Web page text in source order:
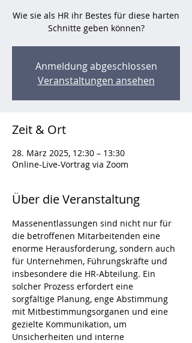
Wie sie als HR ihr Bestes für diese harten
Schnitte geben können?
Anmeldung abgeschlossen
Veranstaltungen ansehen
Zeit & Ort
28. März 2025, 12:30 – 13:30
Online-Live-Vortrag via Zoom
Über die Veranstaltung
Massenentlassungen sind nicht nur für
die betroffenen Mitarbeitenden eine
enorme Herausforderung, sondern auch
für Unternehmen, Führungskräfte und
insbesondere die HR-Abteilung. Ein
solcher Prozess erfordert eine
sorgfältige Planung, enge Abstimmung
mit Mitbestimmungsorganen und eine
gezielte Kommunikation, um
Unsicherheiten und interne